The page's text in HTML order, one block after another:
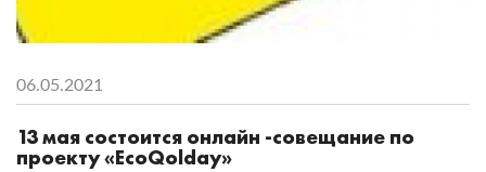
06.05.2021
13 мая состоится онлайн -совещание по
проекту «EcoQolday»